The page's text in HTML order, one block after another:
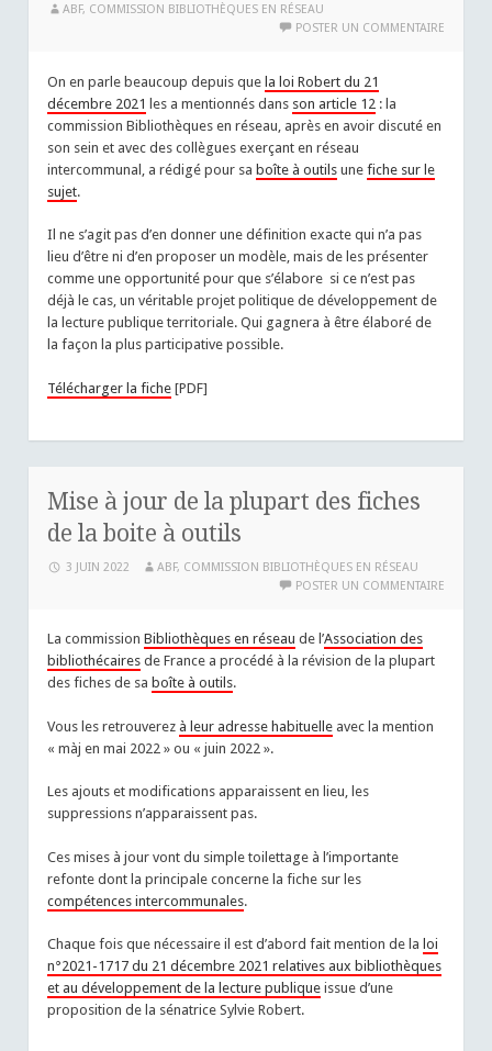
ABF, COMMISSION BIBLIOTHÈQUES EN RÉSEAU
POSTER UN COMMENTAIRE
On en parle beaucoup depuis quela loi Robert du 21
décembre 2021 les a mentionnés dans son article 12 : la
commission Bibliothèques en réseau, après en avoir discuté en
son sein et avec des collègues exerçant en réseau
intercommunal, a rédigé pour saboîte à outils unefiche sur le
sujet.
Il ne s’agit pas d’en donner une définition exacte qui n’a pas
lieu d’être ni d’en proposer un modèle, mais de les présenter
comme une opportunité pour que s’élabore si ce n’est pas
déjà le cas, un véritable projet politique de développement de
la lecture publique territoriale. Qui gagnera à être élaboré de
la façon la plus participative possible.
Télécharger la fiche [PDF]
Mise à jour de la plupart des fiches
de la boite à outils
3 JUIN 2022
ABF, COMMISSION BIBLIOTHÈQUES EN RÉSEAU
POSTER UN COMMENTAIRE
La commissionBibliothèques en réseau de l’Association des
bibliothécaires de France a procédé à la révision de la plupart
des fiches de sa boîte à outils.
Vous les retrouverez à leur adresse habituelle avec la mention
« màj en mai 2022 » ou « juin 2022 ».
Les ajouts et modifications apparaissent en lieu, les
suppressions n’apparaissent pas.
Ces mises à jour vont du simple toilettage à l’importante
refonte dont la principale concerne la fiche sur les
compétences intercommunales.
Chaque fois que nécessaire il est d’abord fait mention de la loi
n°2021-1717 du 21 décembre 2021 relatives aux bibliothèques
et au développement de la lecture publique issue d’une
proposition de la sénatrice Sylvie Robert.